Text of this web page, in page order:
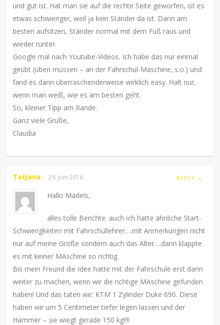
und gut ist. Hat man sie auf die rechte Seite geworfen, ist es
etwas schwieriger, weil ja kein Ständer da ist. Dann am
besten aufsitzen, Ständer normal mit dem Fuß raus und
wieder runter.
Google mal nach Youtube-Videos. Ich habe das nur einmal
geübt (üben müssen – an der Fahrschul-Maschine, s.o.) und
fand es dann überraschenderweise wirklich easy. Halt nur,
wenn man weiß, wie es am besten geht.
So, kleiner Tipp am Rande.
Ganz viele Grüße,
Claudia
Tatjana 29. Juni 2016 REPLY →
Hallo Mädels,
alles tolle Berichte. auch ich hatte ähnliche Start-
Schwierigkeiten mit Fahrschullehrer….mit Anmerkungen nicht
nur auf meine Größe sondern auch das Alter….dann klappte
es mit keiner MAschine so richtig.
Bis mein Freund die Idee hatte mit der Fahrschule erst dann
weiter zu machen, wenn wir die richtige MAschine gefunden
haben! Und das taten wir: KTM 1 Zylinder Duke 690. Diese
haben wir um 5 Centimeter tiefer legen lassen und der
Hammer – sie wiegt gerade 150 kg!!!!